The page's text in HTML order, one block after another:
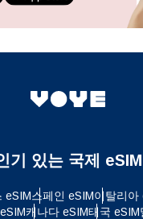
기 있는 국제 eSIM
eSIM스페인 eSIM이탈리아
캐나다 eSIM태국 eSIM